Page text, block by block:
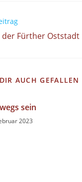
Fürther Oststadt
AUCH GEFALLEN
sein
2023